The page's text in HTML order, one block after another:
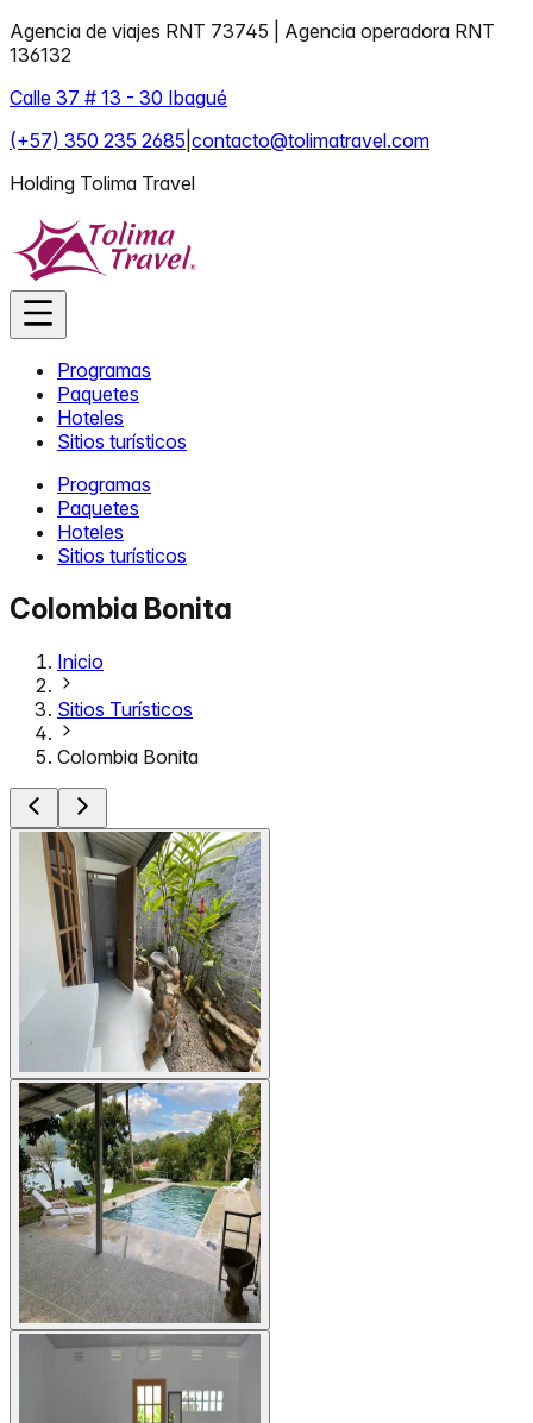
Agencia de viajes RNT 73745 | Agencia operadora RNT
136132
Calle 37 # 13 - 30 Ibagué
(+57) 350 235 2685 contacto@tolimatravel.com
Holding Tolima Travel
Programas
Paquetes
Hoteles
Sitios turísticos
Programas
Paquetes
Hoteles
Sitios turísticos
Colombia Bonita
Inicio
Sitios Turísticos
Colombia Bonita